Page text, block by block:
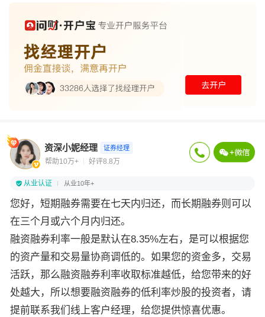
资深小妮经理 证券经理
帮助10万+ 好评8.8万
从业认证 从业10年+
您好，短期融券需要在七天内归还，而长期融券则可以
在三个月或六个月内归还。
融资融券利率一般是默认在8.35%左右，是可以根据您
的资产量和交易量协商调低的。如果您的资金多，交易
活跃，那么融资融券利率收取标准越低，给您带来的好
处越大，所以想要融资融券的低利率炒股的投资者，请
提前联系我们线上客户经理，给您提供惊喜优惠。